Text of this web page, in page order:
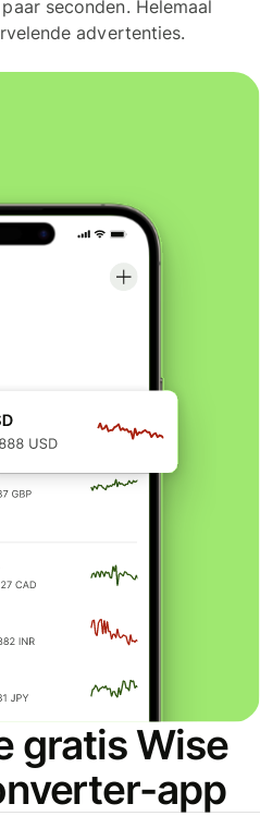
seconden. Helemaal
advertenties.
gratis Wise
app